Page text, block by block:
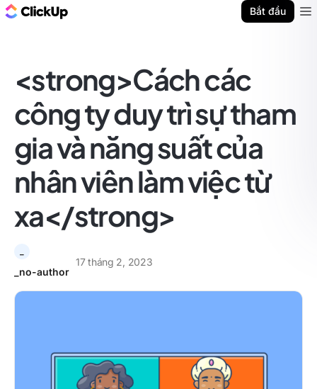
Bắt đầu
<strong>Cách các
công ty duy trì sự tham
gia và năng suất của
nhân viên làm việc từ
xa</strong>
_no-author
17 tháng 2, 2023